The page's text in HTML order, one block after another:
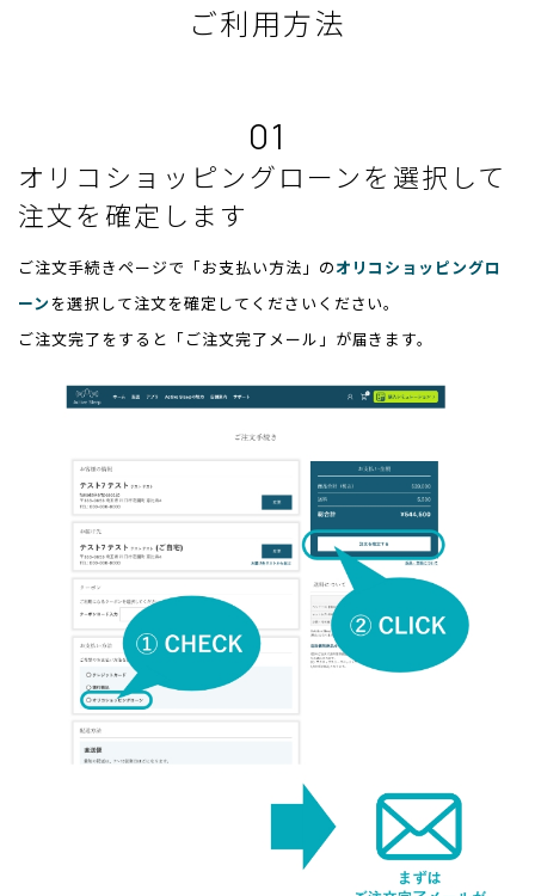
ご利用方法
01
オリコショッピングローンを選択して
注文を確定します
ご注文手続きページで「お支払い方法」のオリコショッピングロ
ーンを選択して注文を確定してくださいください。
ご注文完了をすると「ご注文完了メール」が届きます。